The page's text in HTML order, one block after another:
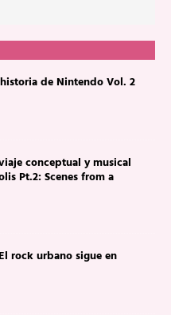
de Nintendo Vol. 2
conceptual y musical
Pt.2: Scenes from a
rock urbano sigue en